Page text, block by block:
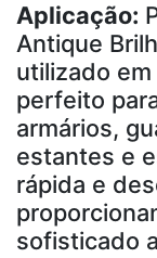
Aplicação:
Antique
utilizado
perfeito
armários,
estantes e
rápida e
sofisticado